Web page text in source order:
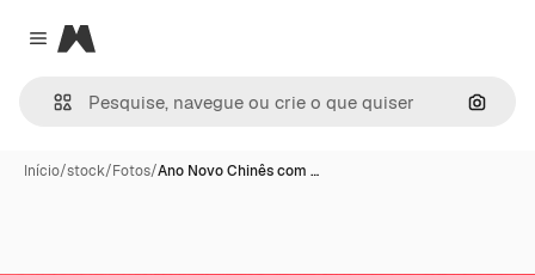
Close menu
Magnific
Início/stock/Fotos/Ano Novo Chinês com …